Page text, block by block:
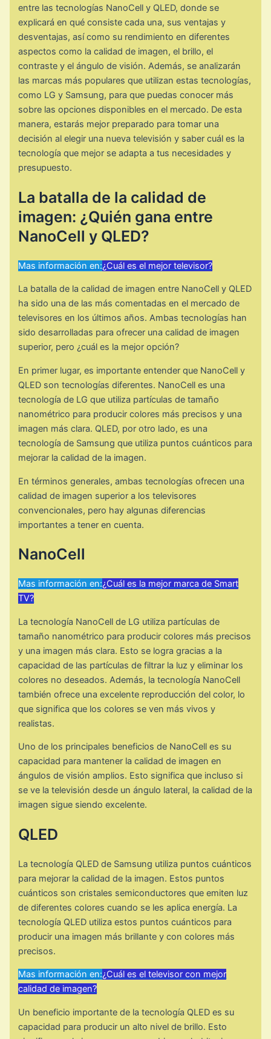
entre las tecnologías NanoCell y QLED, donde se
explicará en qué consiste cada una, sus ventajas y
desventajas, así como su rendimiento en diferentes
aspectos como la calidad de imagen, el brillo, el
contraste y el ángulo de visión. Además, se analizarán
las marcas más populares que utilizan estas tecnologías,
como LG y Samsung, para que puedas conocer más
sobre las opciones disponibles en el mercado. De esta
manera, estarás mejor preparado para tomar una
decisión al elegir una nueva televisión y saber cuál es la
tecnología que mejor se adapta a tus necesidades y
presupuesto.
La batalla de la calidad de
imagen: ¿Quién gana entre
NanoCell y QLED?
Mas información en:¿Cuál es el mejor televisor?
La batalla de la calidad de imagen entre NanoCell y QLED
ha sido una de las más comentadas en el mercado de
televisores en los últimos años. Ambas tecnologías han
sido desarrolladas para ofrecer una calidad de imagen
superior, pero ¿cuál es la mejor opción?
En primer lugar, es importante entender que NanoCell y
QLED son tecnologías diferentes. NanoCell es una
tecnología de LG que utiliza partículas de tamaño
nanométrico para producir colores más precisos y una
imagen más clara. QLED, por otro lado, es una
tecnología de Samsung que utiliza puntos cuánticos para
mejorar la calidad de la imagen.
En términos generales, ambas tecnologías ofrecen una
calidad de imagen superior a los televisores
convencionales, pero hay algunas diferencias
importantes a tener en cuenta.
NanoCell
Mas información en:¿Cuál es la mejor marca de Smart
TV?
La tecnología NanoCell de LG utiliza partículas de
tamaño nanométrico para producir colores más precisos
y una imagen más clara. Esto se logra gracias a la
capacidad de las partículas de filtrar la luz y eliminar los
colores no deseados. Además, la tecnología NanoCell
también ofrece una excelente reproducción del color, lo
que significa que los colores se ven más vivos y
realistas.
Uno de los principales beneficios de NanoCell es su
capacidad para mantener la calidad de imagen en
ángulos de visión amplios. Esto significa que incluso si
se ve la televisión desde un ángulo lateral, la calidad de la
imagen sigue siendo excelente.
QLED
La tecnología QLED de Samsung utiliza puntos cuánticos
para mejorar la calidad de la imagen. Estos puntos
cuánticos son cristales semiconductores que emiten luz
de diferentes colores cuando se les aplica energía. La
tecnología QLED utiliza estos puntos cuánticos para
producir una imagen más brillante y con colores más
precisos.
Mas información en:¿Cuál es el televisor con mejor
calidad de imagen?
Un beneficio importante de la tecnología QLED es su
capacidad para producir un alto nivel de brillo. Esto